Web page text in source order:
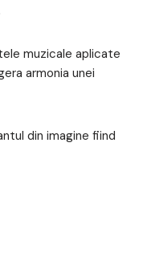
muzicale aplicate
armonia unei
din imagine fiind